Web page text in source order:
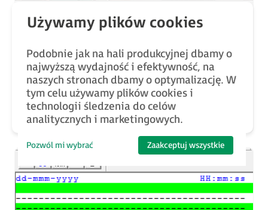
Trendy i inspiracje
nauczycielem robotyki, szukałabym
współpracy z firmą, w której chodzi o
ludzi…” [WYWIAD]
Joanna Kowalkowska 2022-06-21
Podobnie jak na hali produkcyjnej dbamy o
najwyższą wydajność i efektywność, na
naszych stronach dbamy o optymalizację. W
tym celu używamy plików cookies i
technologii śledzenia do celów
analitycznych i marketingowych.
Pozwól mi wybrać Zaakceptuj wszystkie